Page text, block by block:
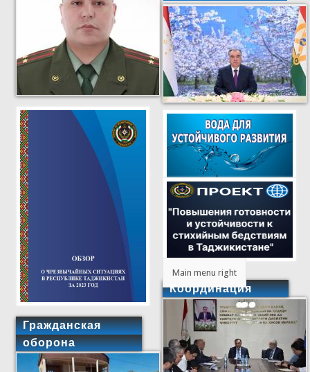
Гражданская
оборона
Main menu right
Координация